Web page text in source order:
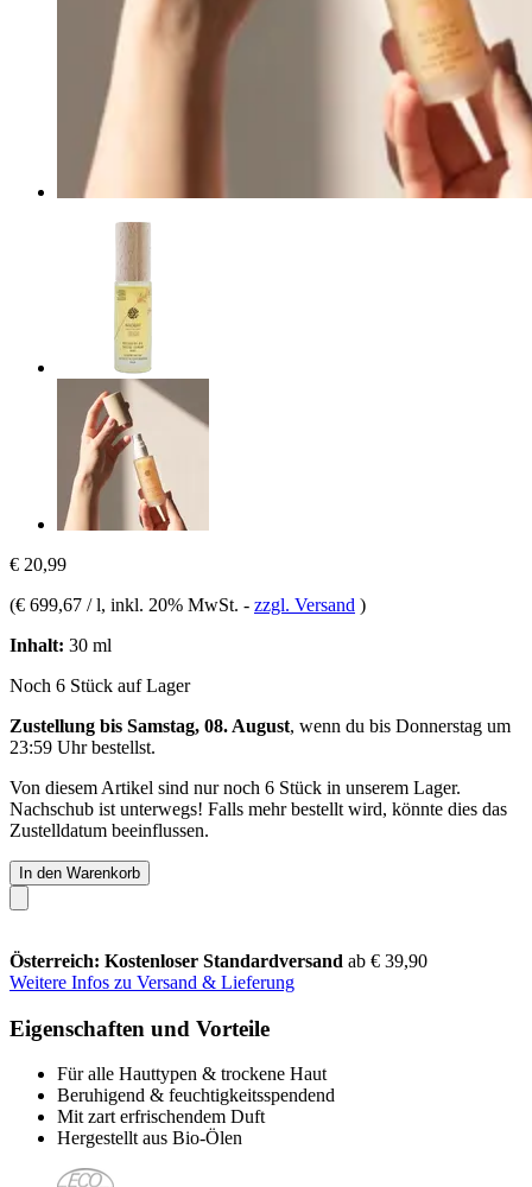
€ 20,99
(€ 699,67 / l, inkl. 20% MwSt. - zzgl. Versand )
Inhalt: 30 ml
Noch 6 Stück auf Lager
Zustellung bis Samstag, 08. August, wenn du bis Donnerstag um
23:59 Uhrbestellst.
Von diesem Artikel sind nur noch 6 Stück in unserem Lager.
Nachschub ist unterwegs! Falls mehr bestellt wird, könnte dies das
Zustelldatum beeinflussen.
In den Warenkorb
Österreich: Kostenloser Standardversand ab € 39,90
Weitere Infos zu Versand & Lieferung
Eigenschaften und Vorteile
Für alle Hauttypen & trockene Haut
Beruhigend & feuchtigkeitsspendend
Mit zart erfrischendem Duft
Hergestellt aus Bio-Ölen